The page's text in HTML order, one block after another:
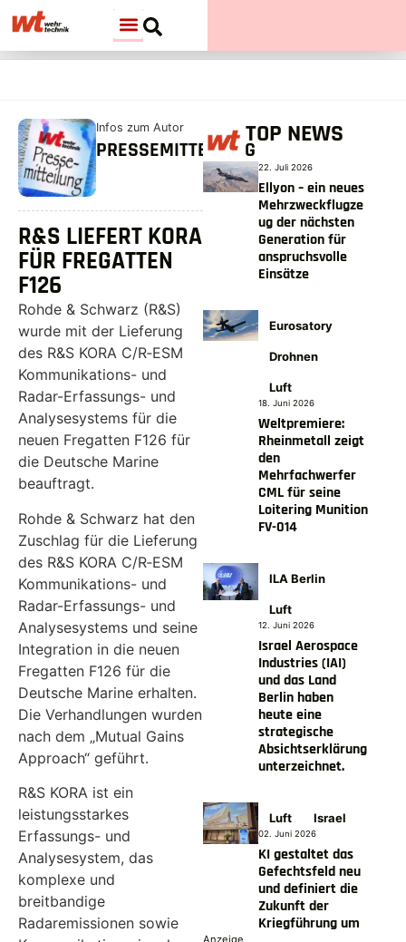
Infos zum Autor
PRESSEMITTEILUNG
R&S LIEFERT KORA
FÜR FREGATTEN
F126
Rohde & Schwarz (R&S)
wurde mit der Lieferung
des R&S KORA C/R‑ESM
Kommunikations- und
Radar-Erfassungs- und
Analysesystems für die
neuen Fregatten F126 für
die Deutsche Marine
beauftragt.
Rohde & Schwarz hat den
Zuschlag für die Lieferung
des R&S KORA C/R‑ESM
Kommunikations- und
Radar-Erfassungs- und
Analysesystems und seine
Integration in die neuen
Fregatten F126 für die
Deutsche Marine erhalten.
Die Verhandlungen wurden
nach dem „Mutual Gains
Approach“ geführt.
R&S KORA ist ein
leistungsstarkes
Erfassungs- und
Analysesystem, das
komplexe und
breitbandige
Radaremissionen sowie
TOP NEWS
22. Juli 2026
Ellyon – ein neues
Mehrzweckflugze
ug der nächsten
Generation für
anspruchsvolle
Einsätze
Eurosatory
Drohnen
Luft
18. Juni 2026
Weltpremiere:
Rheinmetall zeigt
den
Mehrfachwerfer
CML für seine
Loitering Munition
FV-014
ILA Berlin
Luft
12. Juni 2026
Israel Aerospace
Industries (IAI)
und das Land
Berlin haben
heute eine
strategische
Absichtserklärung
unterzeichnet.
Luft Israel
02. Juni 2026
KI gestaltet das
Gefechtsfeld neu
und definiert die
Zukunft der
Kriegführung um
Anzeige